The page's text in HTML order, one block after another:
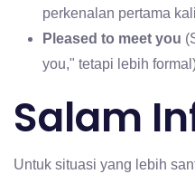
perkenalan pertama
Pleased to meet you
you," tetapi lebih
Salam
Untuk situasi yang lebih